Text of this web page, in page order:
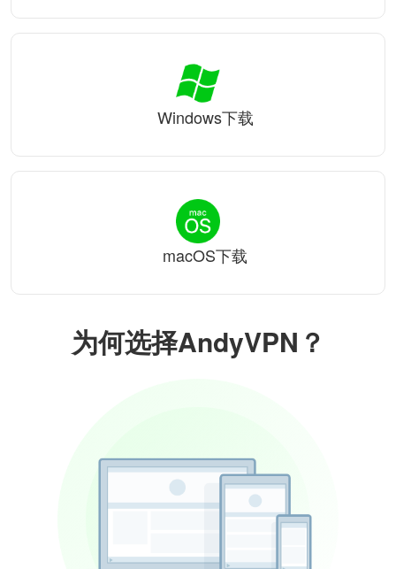
为何选择AndyVPN？
Windows下载
macOS下载